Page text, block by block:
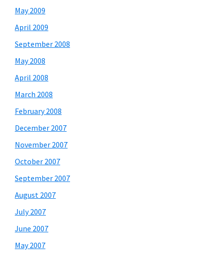
May 2009
April 2009
September 2008
May 2008
April 2008
March 2008
February 2008
December 2007
November 2007
October 2007
September 2007
August 2007
July 2007
June 2007
May 2007